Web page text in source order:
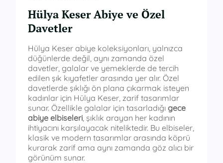
Hülya Keser Abiye ve Özel
Davetler
Hülya Keser abiye koleksiyonları, yalnızca
düğünlerde değil, aynı zamanda özel
davetler, galalar ve yemeklerde de tercih
edilen şık kıyafetler arasında yer alır. Özel
davetlerde şıklığı ön plana çıkarmak isteyen
kadınlar için Hülya Keser, zarif tasarımlar
sunar. Özellikle galalar için tasarladığı gece
abiye elbiseleri , şıklık arayan her kadının
ihtiyacını karşılayacak niteliktedir. Bu elbiseler,
klasik ve modern tasarımlar arasında köprü
kurarak zarif ama aynı zamanda göz alıcı bir
görünüm sunar.